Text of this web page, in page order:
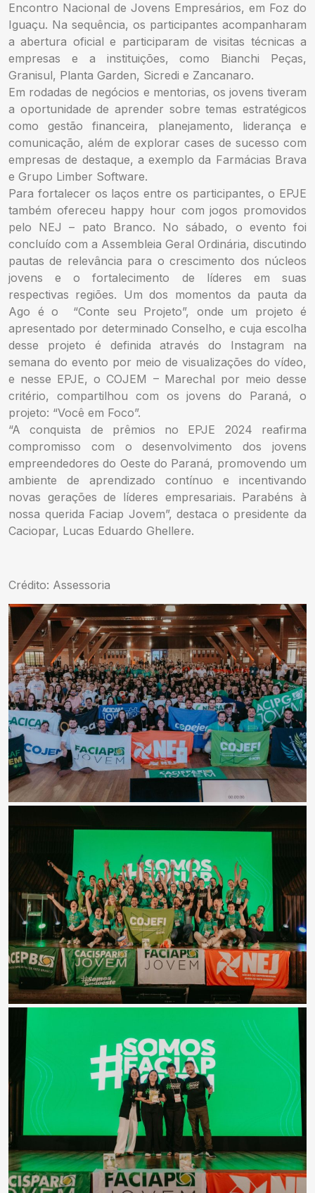
Encontro Nacional de Jovens Empresários, em Foz do
Iguaçu. Na sequência, os participantes acompanharam
a abertura oficial e participaram de visitas técnicas a
empresas e a instituições, como Bianchi Peças,
Granisul, Planta Garden, Sicredi e Zancanaro.
Em rodadas de negócios e mentorias, os jovens tiveram
a oportunidade de aprender sobre temas estratégicos
como gestão financeira, planejamento, liderança e
comunicação, além de explorar cases de sucesso com
empresas de destaque, a exemplo da Farmácias Brava
e Grupo Limber Software.
Para fortalecer os laços entre os participantes, o EPJE
também ofereceu happy hour com jogos promovidos
pelo NEJ – pato Branco. No sábado, o evento foi
concluído com a Assembleia Geral Ordinária, discutindo
pautas de relevância para o crescimento dos núcleos
jovens e o fortalecimento de líderes em suas
respectivas regiões. Um dos momentos da pauta da
Ago é o “Conte seu Projeto”, onde um projeto é
apresentado por determinado Conselho, e cuja escolha
desse projeto é definida através do Instagram na
semana do evento por meio de visualizações do vídeo,
e nesse EPJE, o COJEM – Marechal por meio desse
critério, compartilhou com os jovens do Paraná, o
projeto: “Você em Foco”.
“A conquista de prêmios no EPJE 2024 reafirma
compromisso com o desenvolvimento dos jovens
empreendedores do Oeste do Paraná, promovendo um
ambiente de aprendizado contínuo e incentivando
novas gerações de líderes empresariais. Parabéns à
nossa querida Faciap Jovem”, destaca o presidente da
Caciopar, Lucas Eduardo Ghellere.
Crédito: Assessoria